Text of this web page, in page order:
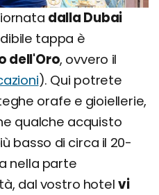
dalla Dubai
tappa è
dell'Oro, ovvero il
). Qui potrete
orafe e gioiellerie,
qualche acquisto
basso di circa il 20-
nella parte
dal vostro hotel vi